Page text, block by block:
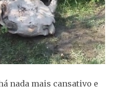
nada mais cansativo e